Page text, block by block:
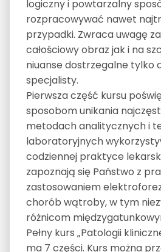
logiczny i powtarzalny
rozpracowywać nawet
przypadki. Zwraca uwagę
całościowy obraz jak i na
niuanse dostrzegalne tylko
specjalisty.
Pierwsza część kursu
sposobom unikania
metodach analitycznych i
laboratoryjnych
codziennej praktyce
zapoznają się Państwo z
zastosowaniem
chorób wątroby, w tym
różnicom
Pełny kurs „Patologii
ma 7 części. Kurs można